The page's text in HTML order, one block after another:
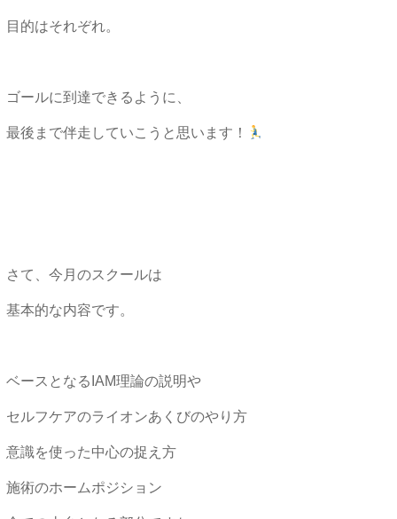
目的はそれぞれ。
ゴールに到達できるように、
最後まで伴走していこうと思います！
さて、今月のスクールは
基本的な内容です。
ベースとなるIAM理論の説明や
セルフケアのライオンあくびのやり方
意識を使った中心の捉え方
施術のホームポジション